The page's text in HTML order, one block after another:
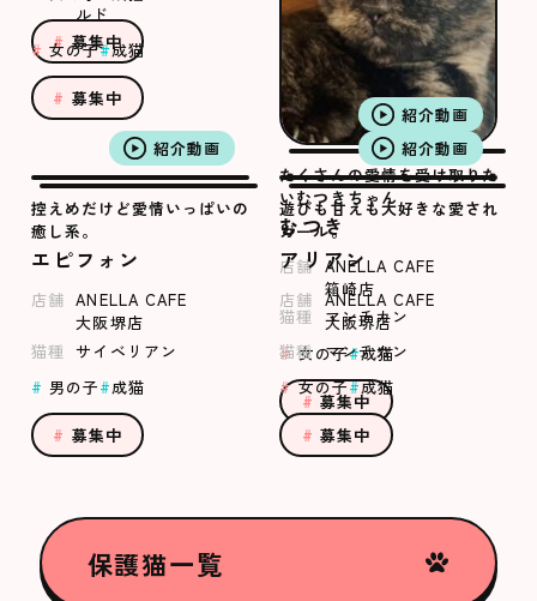
募集中
ルド
女の子 成猫
募集中
紹介動画
たくさんの愛情を受け取りた
いむつきちゃん
むつき
店舗 ANELLA CAFE
箱崎店
猫種
マンチカン
女の子 成猫
募集中
紹介動画
控えめだけど愛情いっぱいの
癒し系。
エピフォン
店舗 ANELLA CAFE
大阪堺店
猫種
サイベリアン
男の子
成猫
募集中
紹介動画
遊びも甘えも大好きな愛され
ガール。
アリアン
店舗 ANELLA CAFE
大阪堺店
猫種 マンチカン
女の子 成猫
募集中
保護猫一覧